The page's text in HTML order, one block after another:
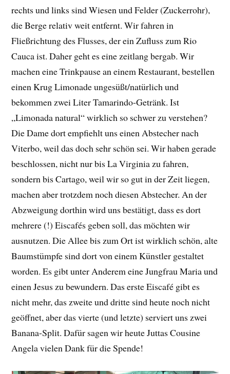
rechts und links sind Wiesen und Felder (Zuckerrohr),
die Berge relativ weit entfernt. Wir fahren in
Fließrichtung des Flusses, der ein Zufluss zum Rio
Cauca ist. Daher geht es eine zeitlang bergab. Wir
machen eine Trinkpause an einem Restaurant, bestellen
einen Krug Limonade ungesüßt/natürlich und
bekommen zwei Liter Tamarindo-Getränk. Ist
„Limonada natural“ wirklich so schwer zu verstehen?
Die Dame dort empfiehlt uns einen Abstecher nach
Viterbo, weil das doch sehr schön sei. Wir haben gerade
beschlossen, nicht nur bis La Virginia zu fahren,
sondern bis Cartago, weil wir so gut in der Zeit liegen,
machen aber trotzdem noch diesen Abstecher. An der
Abzweigung dorthin wird uns bestätigt, dass es dort
mehrere (!) Eiscafés geben soll, das möchten wir
ausnutzen. Die Allee bis zum Ort ist wirklich schön, alte
Baumstümpfe sind dort von einem Künstler gestaltet
worden. Es gibt unter Anderem eine Jungfrau Maria und
einen Jesus zu bewundern. Das erste Eiscafé gibt es
nicht mehr, das zweite und dritte sind heute noch nicht
geöffnet, aber das vierte (und letzte) serviert uns zwei
Banana-Split. Dafür sagen wir heute Juttas Cousine
Angela vielen Dank für die Spende!